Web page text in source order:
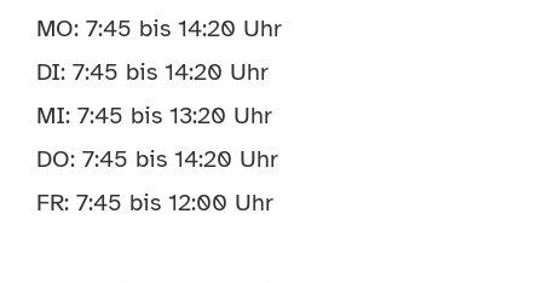
MO: 7:45 bis 14:20 Uhr
DI: 7:45 bis 14:20 Uhr
MI: 7:45 bis 13:20 Uhr
DO: 7:45 bis 14:20 Uhr
FR: 7:45 bis 12:00 Uhr